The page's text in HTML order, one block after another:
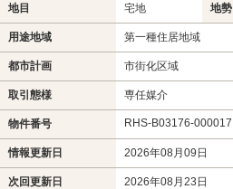
地目 宅地 地勢
用途地域 第一種住居地域
都市計画 市街化区域
取引態様 専任媒介
物件番号 RHS-B03176-000017
情報更新日 2026年08月09日
次回更新日 2026年08月23日